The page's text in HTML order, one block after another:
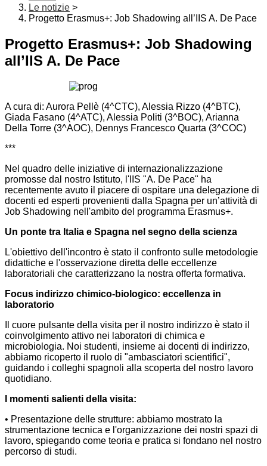
Le notizie >
Progetto Erasmus+: Job Shadowing all’IIS A. De Pace
Progetto Erasmus+: Job Shadowing
all’IIS A. De Pace
A cura di: Aurora Pellè (4^CTC), Alessia Rizzo (4^BTC),
Giada Fasano (4^ATC), Alessia Politi (3^BOC), Arianna
Della Torre (3^AOC), Dennys Francesco Quarta (3^COC)
***
Nel quadro delle iniziative di internazionalizzazione
promosse dal nostro Istituto, l'IIS "A. De Pace" ha
recentemente avuto il piacere di ospitare una delegazione di
docenti ed esperti provenienti dalla Spagna per un’attività di
Job Shadowing nell'ambito del programma Erasmus+.
Un ponte tra Italia e Spagna nel segno della scienza
L'obiettivo dell'incontro è stato il confronto sulle metodologie
didattiche e l'osservazione diretta delle eccellenze
laboratoriali che caratterizzano la nostra offerta formativa.
Focus indirizzo chimico-biologico: eccellenza in
laboratorio
Il cuore pulsante della visita per il nostro indirizzo è stato il
coinvolgimento attivo nei laboratori di chimica e
microbiologia. Noi studenti, insieme ai docenti di indirizzo,
abbiamo ricoperto il ruolo di "ambasciatori scientifici",
guidando i colleghi spagnoli alla scoperta del nostro lavoro
quotidiano.
I momenti salienti della visita:
• Presentazione delle strutture: abbiamo mostrato la
strumentazione tecnica e l'organizzazione dei nostri spazi di
lavoro, spiegando come teoria e pratica si fondano nel nostro
percorso di studi.